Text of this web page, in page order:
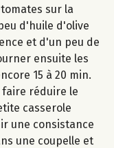
sur la
d'huile d'olive
et d'un peu de
ensuite les
15 à 20 min.
faire réduire le
casserole
une consistance
une coupelle et